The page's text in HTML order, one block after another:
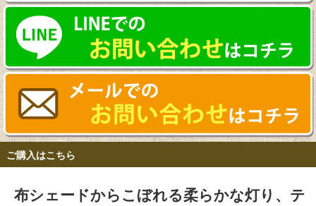
ご購入はこちら
布シェードからこぼれる柔らかな灯り、テ